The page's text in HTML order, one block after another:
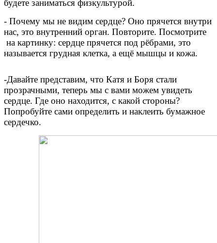
будете заниматься физкультурой.
- Почему мы не видим сердце? Оно прячется внутри
нас, это внутренний орган. Повторите. Посмотрите
на картинку: сердце прячется под рёбрами, это
называется грудная клетка, а ещё мышцы и кожа.
-Давайте представим, что Катя и Боря стали
прозрачными, теперь мы с вами можем увидеть
сердце. Где оно находится, с какой стороны?
Попробуйте сами определить и наклеить бумажное
сердечко.